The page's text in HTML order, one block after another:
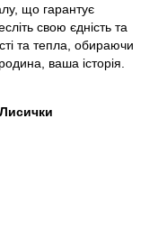
що гарантує
свою єдність та
та тепла, обираючи
ваша історія.